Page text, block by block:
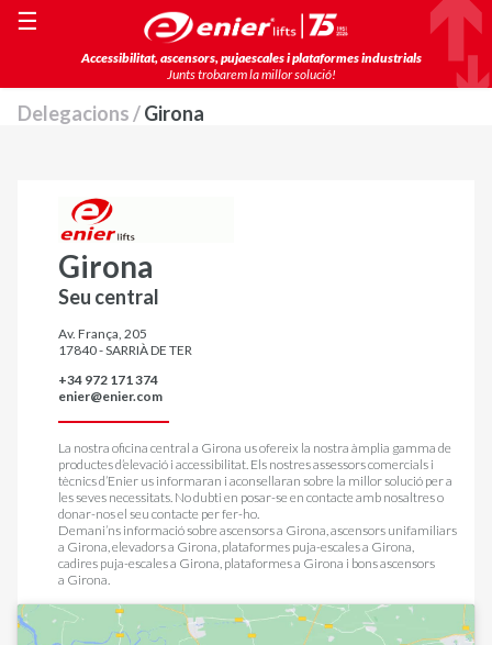
Accessibilitat, ascensors, pujaescales i plataformes industrials
Junts trobarem la millor solució!
☰
Delegacions /Girona
Girona
Seu central
Av. França, 205
17840 - SARRIÀ DE TER
+34 972 171 374
enier@enier.com
La nostra oficina central a Girona us ofereix la nostra àmplia gamma de
productes d’elevació i accessibilitat. Els nostres assessors comercials i
tècnics d’Enier us informaran i aconsellaran sobre la millor solució per a
les seves necessitats. No dubti en posar-se en contacte amb nosaltres o
donar-nos el seu contacte per fer-ho.
Demani’ns informació sobreascensors a Girona ,ascensors unifamiliars
a Girona ,elevadors a Girona plataformes puja-escales a Girona
cadires puja-escales a Girona plataformes a Girona i bons ascensors
a Girona